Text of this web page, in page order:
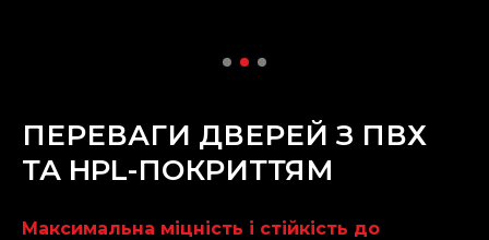
ПЕРЕВАГИ ДВЕРЕЙ З ПВХ
ТА HPL-ПОКРИТТЯМ
Максимальна міцність і стійкість до